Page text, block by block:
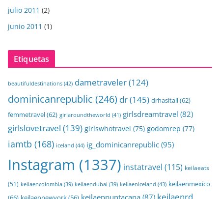
julio 2011 (2)
junio 2011 (1)
Etiquetas
beautifuldestinations (42) dametraveler(124)
dominicanrepublic (246) dr(145) drhasitall(62)
femmetravel(62) girlaroundtheworld (41) girlsdreamtravel (82)
girlslovetravel (139) girlswhotravel (75) godomrep (77)
iamtb (168) iceland (44) ig_dominicanrepublic (95)
Instagram (1337) instatravel (115) keilaeats
(51) keilaencolombia (39) keilaendubai (39) keilaeniceland (43) keilaenmexico